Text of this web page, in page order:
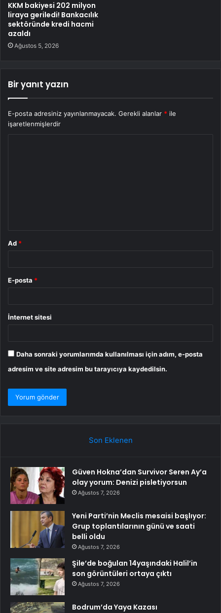
KKM bakiyesi 202 milyon
liraya geriledi! Bankacılık
sektöründe kredi hacmi
azaldı
Ağustos 5, 2026
Bir yanıt yazın
E-posta adresiniz yayınlanmayacak. Gerekli alanlar * ile
işaretlenmişlerdir
Ad *
E-posta *
İnternet sitesi
Daha sonraki yorumlarımda kullanılması için adım, e-posta
adresim ve site adresim bu tarayıcıya kaydedilsin.
Son Eklenen
Güven Hokna’dan Survivor Seren Ay’a
olay yorum: Denizi pisletiyorsun
Ağustos 7, 2026
Yeni Parti’nin Meclis mesaisi başlıyor:
Grup toplantılarının günü ve saati
belli oldu
Ağustos 7, 2026
Şile’de boğulan 14yaşındaki Halil’in
son görüntüleri ortaya çıktı
Ağustos 7, 2026
Bodrum’da Yaya Kazası